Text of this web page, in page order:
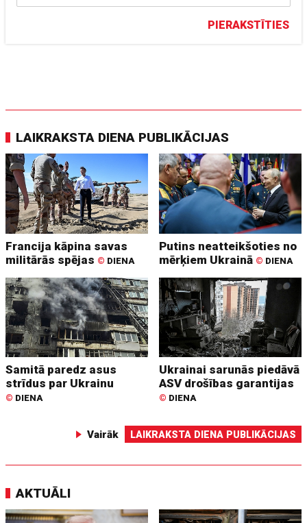
PIERAKSTĪTIES
LAIKRAKSTA DIENA PUBLIKĀCIJAS
Francija kāpina savas
militārās spējas © DIENA
Putins neatteikšoties no
mērķiem Ukrainā © DIENA
Samitā paredz asus
strīdus par Ukrainu
© DIENA
Ukrainai sarunās piedāvā
ASV drošības garantijas
© DIENA
Vairāk LAIKRAKSTA DIENA PUBLIKĀCIJAS
AKTUĀLI